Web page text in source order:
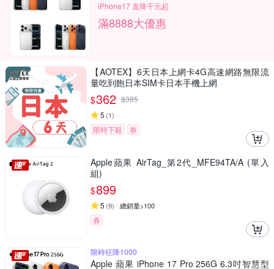
iPhone17 直降千元起
滿8888大優惠
【AOTEX】6天日本上網卡4G高速網路無限流
量吃到飽日本SIM卡日本手機上網
$362 $385
5 (1)
限時下殺 券
Apple蘋果 AirTag_第2代_MFE94TA/A (單入
組)
$899
5 (9) 總銷量>100
券
限時狂降1000
Apple 蘋果 iPhone 17 Pro 256G 6.3吋智慧型